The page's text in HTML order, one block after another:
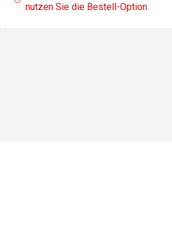
nutzen Sie die Bestell-Option.